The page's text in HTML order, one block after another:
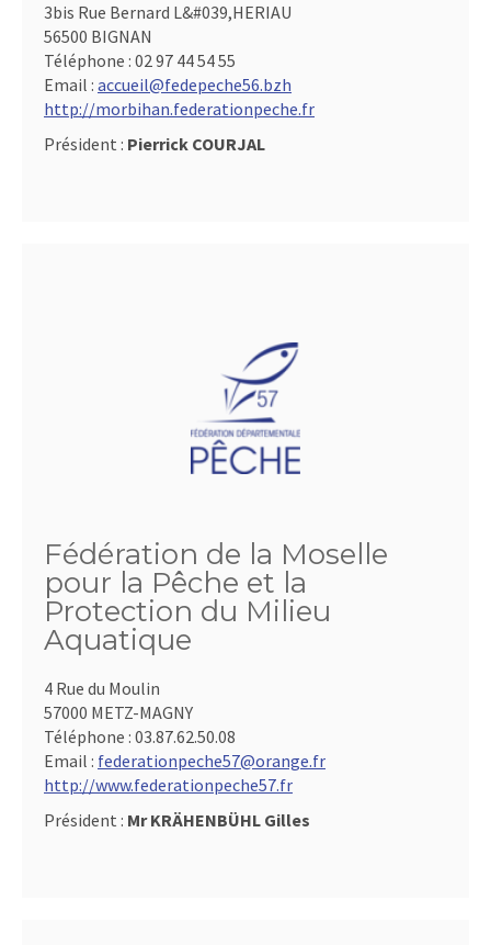
3bis Rue Bernard L&#039,HERIAU
56500 BIGNAN
Téléphone : 02 97 44 54 55
Email : accueil@fedepeche56.bzh
http://morbihan.federationpeche.fr
Président : Pierrick COURJAL
Fédération de la Moselle
pour la Pêche et la
Protection du Milieu
Aquatique
4 Rue du Moulin
57000 METZ-MAGNY
Téléphone : 03.87.62.50.08
Email : federationpeche57@orange.fr
http://www.federationpeche57.fr
Président : Mr KRÄHENBÜHL Gilles